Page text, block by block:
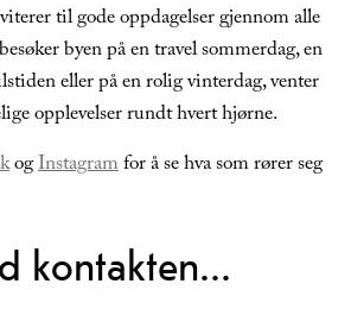
til gode oppdagelser gjennom alle
byen på en travel sommerdag, en
eller på en rolig vinterdag, venter
opplevelser rundt hvert hjørne.
ogInstagramfor å se hva som rører seg
kontakten...